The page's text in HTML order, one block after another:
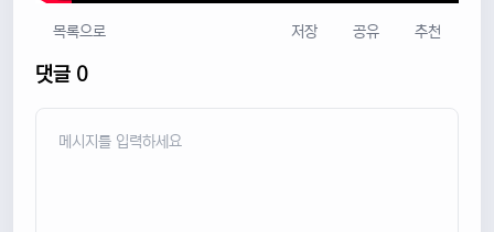
목록으로 저장 공유 추천
댓글 0